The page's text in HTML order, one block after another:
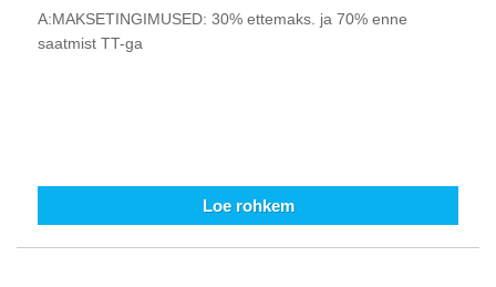
A:MAKSETINGIMUSED: 30% ettemaks. ja 70% enne
saatmist TT-ga
Loe rohkem